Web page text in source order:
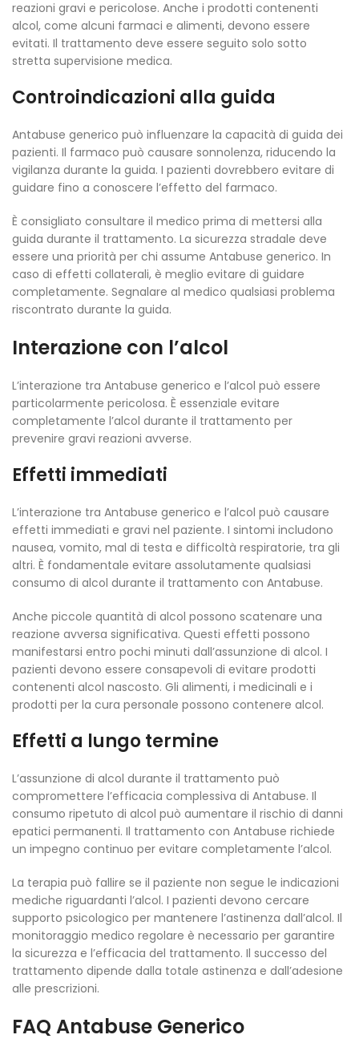
reazioni gravi e pericolose. Anche i prodotti contenenti
alcol, come alcuni farmaci e alimenti, devono essere
evitati. Il trattamento deve essere seguito solo sotto
stretta supervisione medica.
Controindicazioni alla guida
Antabuse generico può influenzare la capacità di guida dei
pazienti. Il farmaco può causare sonnolenza, riducendo la
vigilanza durante la guida. I pazienti dovrebbero evitare di
guidare fino a conoscere l’effetto del farmaco.
È consigliato consultare il medico prima di mettersi alla
guida durante il trattamento. La sicurezza stradale deve
essere una priorità per chi assume Antabuse generico. In
caso di effetti collaterali, è meglio evitare di guidare
completamente. Segnalare al medico qualsiasi problema
riscontrato durante la guida.
Interazione con l’alcol
L’interazione tra Antabuse generico e l’alcol può essere
particolarmente pericolosa. È essenziale evitare
completamente l’alcol durante il trattamento per
prevenire gravi reazioni avverse.
Effetti immediati
L’interazione tra Antabuse generico e l’alcol può causare
effetti immediati e gravi nel paziente. I sintomi includono
nausea, vomito, mal di testa e difficoltà respiratorie, tra gli
altri. È fondamentale evitare assolutamente qualsiasi
consumo di alcol durante il trattamento con Antabuse.
Anche piccole quantità di alcol possono scatenare una
reazione avversa significativa. Questi effetti possono
manifestarsi entro pochi minuti dall’assunzione di alcol. I
pazienti devono essere consapevoli di evitare prodotti
contenenti alcol nascosto. Gli alimenti, i medicinali e i
prodotti per la cura personale possono contenere alcol.
Effetti a lungo termine
L’assunzione di alcol durante il trattamento può
compromettere l’efficacia complessiva di Antabuse. Il
consumo ripetuto di alcol può aumentare il rischio di danni
epatici permanenti. Il trattamento con Antabuse richiede
un impegno continuo per evitare completamente l’alcol.
La terapia può fallire se il paziente non segue le indicazioni
mediche riguardanti l’alcol. I pazienti devono cercare
supporto psicologico per mantenere l’astinenza dall’alcol. Il
monitoraggio medico regolare è necessario per garantire
la sicurezza e l’efficacia del trattamento. Il successo del
trattamento dipende dalla totale astinenza e dall’adesione
alle prescrizioni.
FAQ Antabuse Generico